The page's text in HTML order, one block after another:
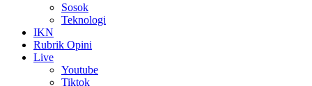
Sosok
Teknologi
IKN
Rubrik Opini
Live
Youtube
Tiktok